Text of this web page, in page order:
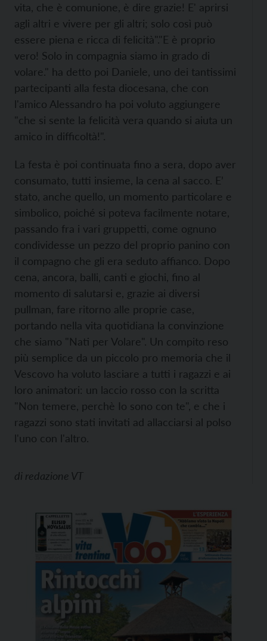
vita, che è comunione, è dire grazie! E' aprirsi
agli altri e vivere per gli altri; solo così può
essere piena e ricca di felicità"."E è proprio
vero! Solo in compagnia siamo in grado di
volare." ha detto poi Daniele, uno dei tantissimi
partecipanti alla festa diocesana, che con
l'amico Alessandro ha poi voluto aggiungere
"che si sente la felicità vera quando si aiuta un
amico in difficoltà!".
La festa è poi continuata fino a sera, dopo aver
consumato, tutti insieme, la cena al sacco. E’
stato, anche quello, un momento particolare e
simbolico, poiché si poteva facilmente notare,
passando fra i vari gruppetti, come ognuno
condividesse un pezzo del proprio panino con
il compagno che gli era seduto affianco. Dopo
cena, ancora, balli, canti e giochi, fino al
momento di salutarsi e, grazie ai diversi
pullman, fare ritorno alle proprie case,
portando nella vita quotidiana la convinzione
che siamo "Nati per Volare". Un compito reso
più semplice da un piccolo pro memoria che il
Vescovo ha voluto lasciare a tutti i ragazzi e ai
loro animatori: un laccio rosso con la scritta
"Non temere, perchè Io sono con te", e che i
ragazzi sono stati invitati ad allacciarsi al polso
l'uno con l'altro.
di redazione VT